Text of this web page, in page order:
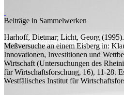
Beiträge in Sammelwerken
Harhoff, Dietmar; Licht, Georg (1995).
Meßversuche an einem Eisberg in:
Innovationen, Investitionen und
Wirtschaft (Untersuchungen des
für Wirtschaftsforschung, 16), 11-28.
Westfälisches Institut für